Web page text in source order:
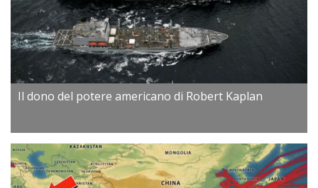
Il dono del potere americano di Robert Kaplan